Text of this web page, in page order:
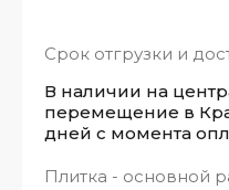
Срок отгрузки и
В наличии на
перемещение в
дней с момента
Плитка - основной